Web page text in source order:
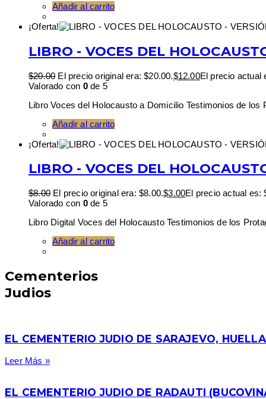
Añadir al carrito
¡Oferta!
LIBRO - VOCES DEL
$20.00 El precio original era: $20.00.$12.00El precio actual
Valorado con 0de 5
Libro Voces del Holocausto a Domicilio Testimonios de los
Añadir al carrito
¡Oferta!
LIBRO - VOCES DEL
$8.00 El precio original era: $8.00.$3.00El precio actual es:
Valorado con 0de 5
Libro Digital Voces del Holocausto Testimonios de los
Añadir al carrito
Cementerios
Judios
EL CEMENTERIO JUDIO DE SARAJEVO,
Leer Más »
EL CEMENTERIO JUDIO DE RADAUTI